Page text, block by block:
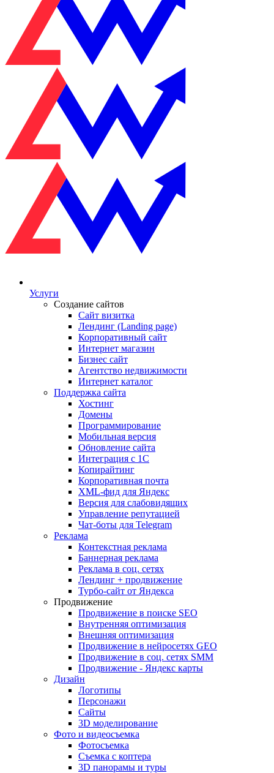
Услуги
Создание сайтов
Сайт визитка
Лендинг (Landing page)
Корпоративный сайт
Интернет магазин
Бизнес сайт
Агентство недвижимости
Интернет каталог
Поддержка сайта
Хостинг
Домены
Программирование
Мобильная версия
Обновление сайта
Интеграция с 1С
Копирайтинг
Корпоративная почта
XML-фид для Яндекс
Версия для слабовидящих
Управление репутацией
Чат-боты для Telegram
Реклама
Контекстная реклама
Баннерная реклама
Реклама в соц. сетях
Лендинг + продвижение
Турбо-сайт от Яндекса
Продвижение
Продвижение в поиске SEO
Внутренняя оптимизация
Внешняя оптимизация
Продвижение в нейросетях GEO
Продвижение в соц. сетях SMM
Продвижение - Яндекс карты
Дизайн
Логотипы
Персонажи
Сайты
3D моделирование
Фото и видеосъемка
Фотосъемка
Съемка с коптера
3D панорамы и туры